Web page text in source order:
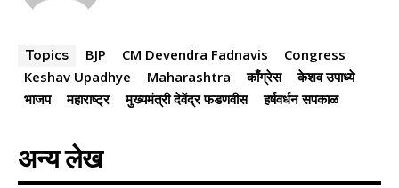
Topics BJP CM Devendra Fadnavis
Congress
Keshav Upadhye
Maharashtra काँग्रेस
केशव उपाध्ये
भाजप
महाराष्ट्र मुख्यमंत्री देवेंद्र फडणवीस हर्षवर्धन सपकाळ
अन्य लेख